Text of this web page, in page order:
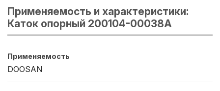
Применяемость и характеристики:
Каток опорный 200104-00038A
Применяемость
DOOSAN